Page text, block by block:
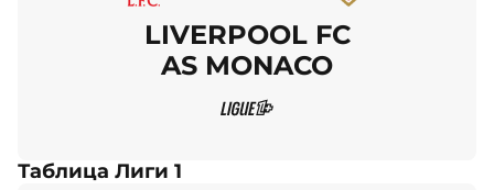
LIVERPOOL FC
AS MONACO
Таблица Лиги 1